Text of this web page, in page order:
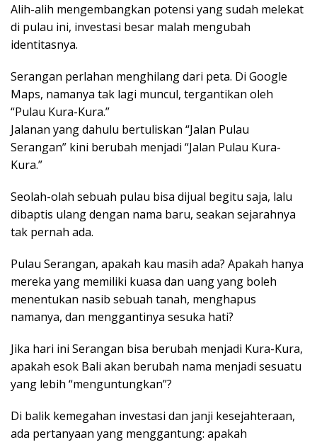
Alih-alih mengembangkan potensi yang sudah melekat
di pulau ini, investasi besar malah mengubah
identitasnya.
Serangan perlahan menghilang dari peta. Di Google
Maps, namanya tak lagi muncul, tergantikan oleh
“Pulau Kura-Kura.”
Jalanan yang dahulu bertuliskan “Jalan Pulau
Serangan” kini berubah menjadi “Jalan Pulau Kura-
Kura.”
Seolah-olah sebuah pulau bisa dijual begitu saja, lalu
dibaptis ulang dengan nama baru, seakan sejarahnya
tak pernah ada.
Pulau Serangan, apakah kau masih ada? Apakah hanya
mereka yang memiliki kuasa dan uang yang boleh
menentukan nasib sebuah tanah, menghapus
namanya, dan menggantinya sesuka hati?
Jika hari ini Serangan bisa berubah menjadi Kura-Kura,
apakah esok Bali akan berubah nama menjadi sesuatu
yang lebih “menguntungkan”?
Di balik kemegahan investasi dan janji kesejahteraan,
ada pertanyaan yang menggantung: apakah